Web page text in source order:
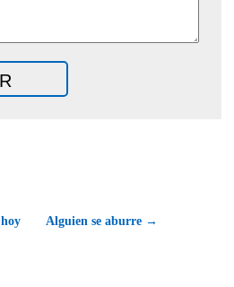
Alguien se aburre →